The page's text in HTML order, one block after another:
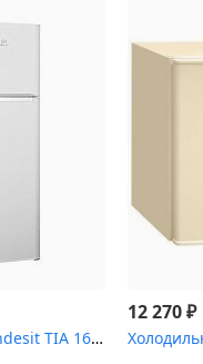
Холодильник Indesit TIA 16 (167*60*63)
12 270₽